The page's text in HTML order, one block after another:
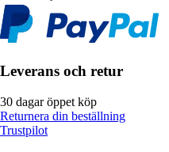
Leverans och retur
30 dagar öppet köp
Returnera din beställning
Trustpilot